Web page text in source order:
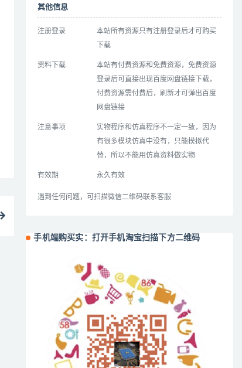
其他信息
注册登录
本站所有资源只有注册登录后才可购买
下载
资料下载
本站有付费资源和免费资源，免费资源
登录后可直接出现百度网盘链接下载，
付费资源需付费后，刷新才可弹出百度
网盘链接
注意事项
实物程序和仿真程序不一定一致，因为
有很多模块仿真中没有，只能模拟代
替，所以不能用仿真资料做实物
有效期 永久有效
遇到任何问题，可扫描微信二维码联系客服
手机端购买实：打开手机淘宝扫描下方二维码